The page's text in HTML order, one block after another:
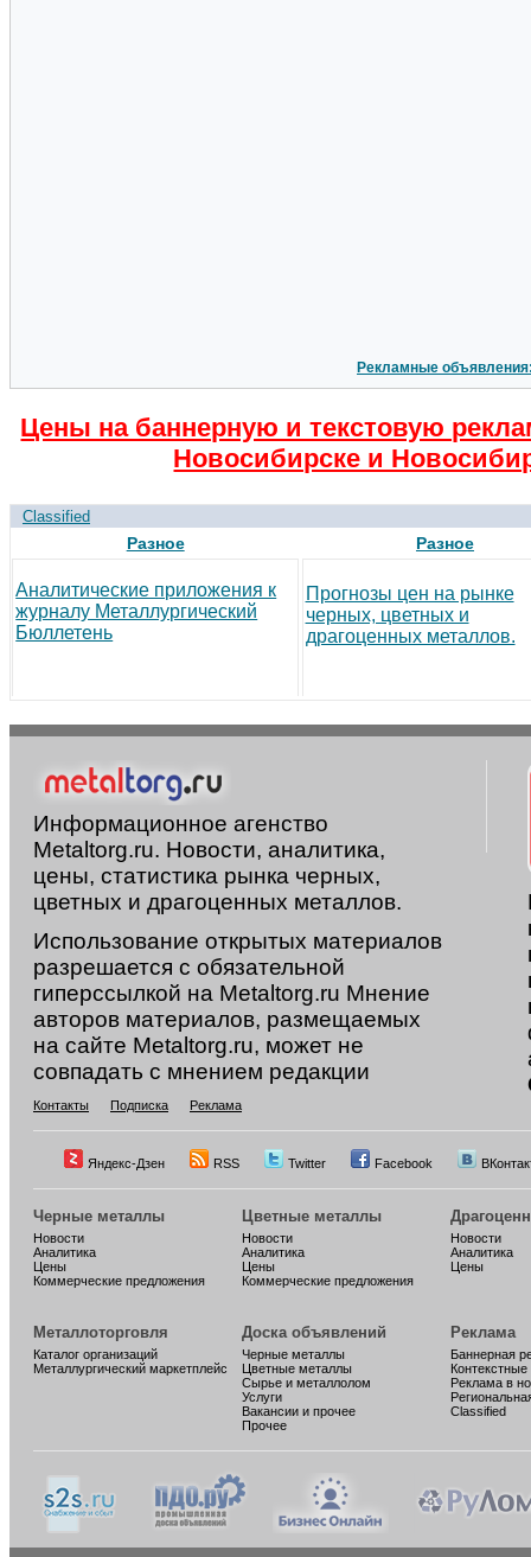
Рекламные
Цены на баннерную и текстовую
Новосибирске и
Classified
Разное
Аналитические приложения к
журналу Металлургический
Бюллетень
Разное
Прогнозы цен на рынке
черных, цветных и
драгоценных металлов.
Информационное агенство
Metaltorg.ru. Новости, аналитика,
цены, статистика рынка черных,
цветных и драгоценных металлов.
Использование открытых материалов
разрешается с обязательной
гиперссылкой на Metaltorg.ru Мнение
авторов материалов, размещаемых
на сайте Metaltorg.ru, может не
совпадать с мнением редакции
Контакты Подписка Реклама
Яндекс-Дзен RSS Twitter Facebook
Черные металлы
Новости
Аналитика
Цены
Коммерческие предложения
Цветные металлы
Новости
Аналитика
Цены
Коммерческие предложения
Новости
Аналитика
Цены
Металлоторговля
Каталог организаций
Металлургический маркетплейс
Доска объявлений
Черные металлы
Цветные металлы
Сырье и металлолом
Услуги
Вакансии и прочее
Прочее
Реклама
Баннерная
Реклама в
Classified